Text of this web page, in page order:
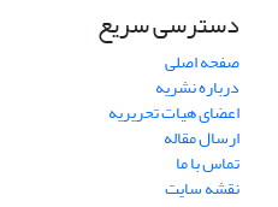
دسترسی سریع
صفحه اصلی
درباره نشریه
اعضای هیات تحریریه
ارسال مقاله
تماس با ما
نقشه سایت